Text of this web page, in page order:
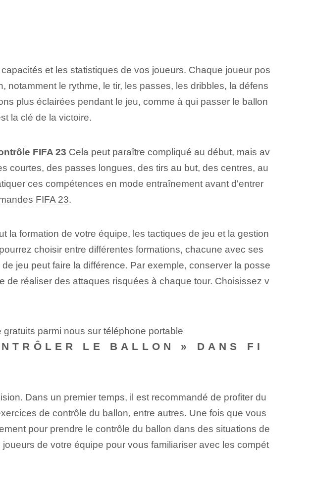
et les statistiques de vos joueurs. Chaque joueur pos
le rythme, le tir, les passes, les dribbles, la défens
plus éclairées pendant le jeu, comme à qui passer le ballon
la clé de la victoire.
FIFA 23 Cela peut paraître compliqué au début, mais av
courtes, des passes longues, des tirs au but, des centres, au
ces compétences en mode entraînement avant d'entrer
FIFA 23⁢.
la formation de votre équipe, les tactiques de jeu et la gestion
choisir entre différentes formations, chacune avec ses
jeu peut faire la différence. Par exemple, conserver la posse
réaliser des attaques risquées à chaque tour. Choisissez v
parmi nous sur téléphone portable
LE BALLON » DANS FI
Dans un premier temps, il est recommandé de profiter du
de contrôle du ballon, entre autres.⁤ Une fois que vous
pour prendre le contrôle du ballon dans des situations de
de votre équipe pour vous familiariser avec les compét